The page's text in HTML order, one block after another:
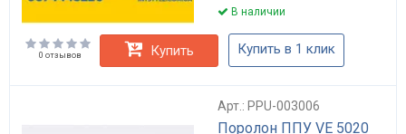
В наличии
0 отзывов Купить Купить в 1 клик
Арт.: PPU-003006
Поролон ППУ VE 5020